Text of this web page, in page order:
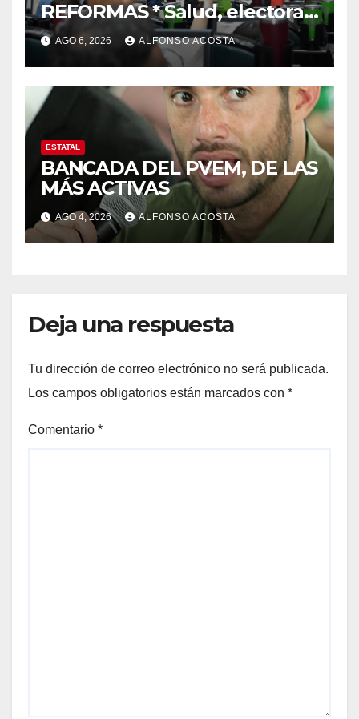
REFORMAS * Salud, electoral
y justicia, de las principales
AGO 6, 2026 ALFONSO ACOSTA
ESTATAL
BANCADA DEL PVEM, DE LAS
MÁS ACTIVAS
AGO 4, 2026 ALFONSO ACOSTA
Deja una respuesta
Tu dirección de correo electrónico no será publicada.
Los campos obligatorios están marcados con *
Comentario *